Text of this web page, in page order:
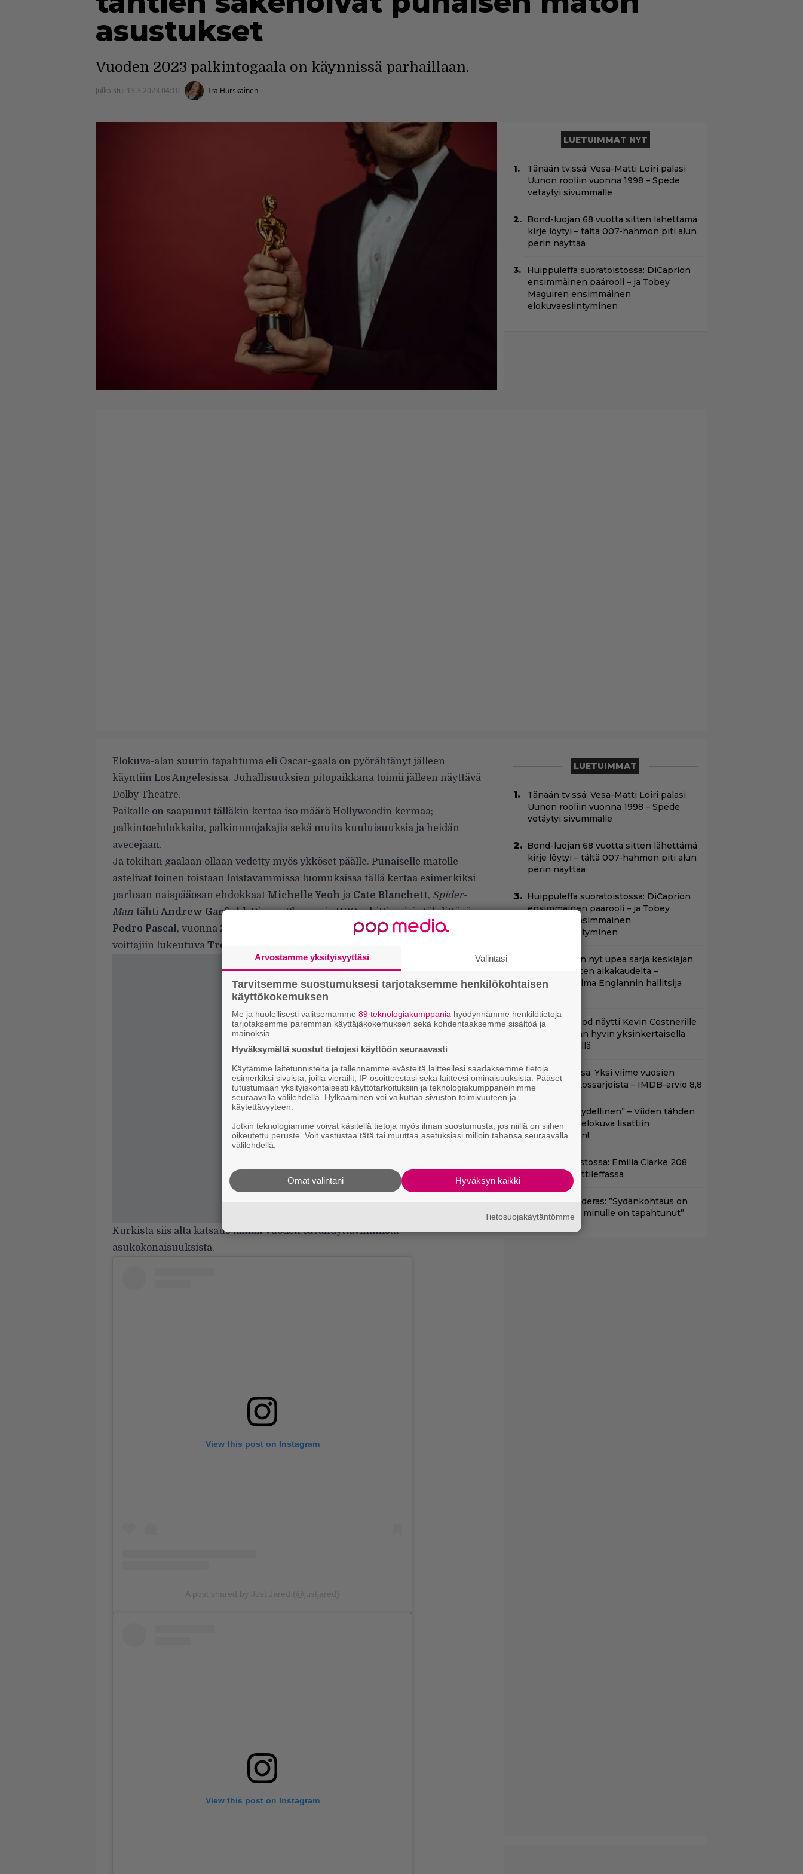
asustukset
Vuoden 2023 palkintogaala on käynnissä parhaillaan.
Julkaistu: 13.3.2023 04:10 Ira Hurskainen
LUETUIMMAT NYT
Tänään tv:ssä: Vesa-Matti Loiri palasi
Uunon rooliin vuonna 1998 – Spede
vetäytyi sivummalle
Bond-luojan 68 vuotta sitten lähettämä
kirje löytyi – tältä 007-hahmon piti alun
perin näyttää
Huippuleffa suoratoistossa: DiCaprion
ensimmäinen päärooli – ja Tobey
Maguiren ensimmäinen
elokuvaesiintyminen
Elokuva-alan suurin tapahtuma eli Oscar-gaala on pyörähtänyt jälleen
käyntiin Los Angelesissa. Juhallisuuksien pitopaikkana toimii jälleen näyttävä
Dolby Theatre.
Paikalle on saapunut tälläkin kertaa iso määrä Hollywoodin kermaa;
palkintoehdokkaita, palkinnonjakajia sekä muita kuuluisuuksia ja heidän
avecejaan.
Ja tokihan gaalaan ollaan vedetty myös ykköset päälle. Punaiselle matolle
astelivat toinen toistaan loistavammissa luomuksissa tällä kertaa esimerkiksi
parhaan naispääosan ehdokkaat Michelle Yeoh ja Cate Blanchett, Spider-
Man-tähti Andrew Garfield, Disney Plussan ja HBO:n hittisarjoja tähdittävä
Pedro Pascal, vuonna 2020 ehdokkaana ollut Florence Pughja viime vuoden
voittajiin lukeutuva Troy Kotsur
Kurkista siis alta katsaus tämän vuoden sävähdyttävimmistä
asukokonaisuuksista.
View this post on Instagram
A post shared by Just Jared (@justjared)
View this post on Instagram
LUETUIMMAT
Tänään tv:ssä: Vesa-Matti Loiri palasi
Uunon rooliin vuonna 1998 – Spede
vetäytyi sivummalle
Bond-luojan 68 vuotta sitten lähettämä
kirje löytyi – tältä 007-hahmon piti alun
perin näyttää
Huippuleffa suoratoistossa: DiCaprion
ensimmäinen päärooli – ja Tobey
Maguiren ensimmäinen
elokuvaesiintyminen
Netflixissä on nyt upea sarja keskiajan
kuninkaallisten aikakaudelta –
keskiössä julma Englannin hallitsija
Clint Eastwood näytti Kevin Costnerille
kaapin paikan hyvin yksinkertaisella
toimenpiteellä
Nyt Netflixissä: Yksi viime vuosien
parhaista rikossarjoista – IMDB-arvio 8,8
”Lajissaan täydellinen” – Viiden tähden
scifitoimintaelokuva lisättiin
suoratoistoon!
Nyt suoratoistossa: Emilia Clarke 208
miljoonan hittileffassa
Antonio Banderas: ”Sydänkohtaus on
parasta mitä minulle on tapahtunut”
Arvostamme yksityisyyttäsi Valintasi
Tarvitsemme suostumuksesi tarjotaksemme henkilökohtaisen
käyttökokemuksen
Me ja huolellisesti valitsemamme 89 teknologiakumppania hyödynnämme henkilötietoja
tarjotaksemme paremman käyttäjäkokemuksen sekä kohdentaaksemme sisältöä ja
mainoksia.
Hyväksymällä suostut tietojesi käyttöön seuraavasti
Käytämme laitetunnisteita ja tallennamme evästeitä laitteellesi saadaksemme tietoja
esimerkiksi sivuista, joilla vierailit, IP-osoitteestasi sekä laitteesi ominaisuuksista. Pääset
tutustumaan yksityiskohtaisesti käyttötarkoituksiin ja teknologiakumppaneihimme
seuraavalla välilehdellä. Hylkääminen voi vaikuttaa sivuston toimivuuteen ja
käytettävyyteen.
Jotkin teknologiamme voivat käsitellä tietoja myös ilman suostumusta, jos niillä on siihen
oikeutettu peruste. Voit vastustaa tätä tai muuttaa asetuksiasi milloin tahansa seuraavalla
välilehdellä.
Hyväksyn kaikki
Omat valintani
Tietosuojakäytäntömme